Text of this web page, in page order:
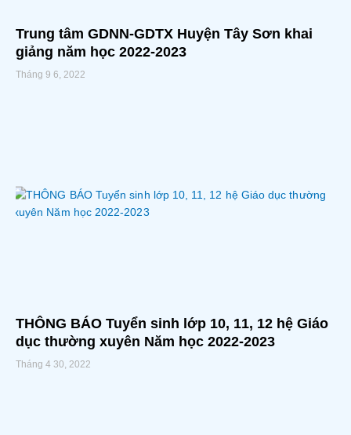
Trung tâm GDNN-GDTX Huyện Tây Sơn khai
giảng năm học 2022-2023
Tháng 9 6, 2022
THÔNG BÁO Tuyển sinh lớp 10, 11, 12 hệ Giáo
dục thường xuyên Năm học 2022-2023
Tháng 4 30, 2022